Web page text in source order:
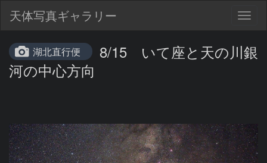
天体写真ギャラリー
湖北直行便
8/15 いて座と天の川銀
河の中心方向